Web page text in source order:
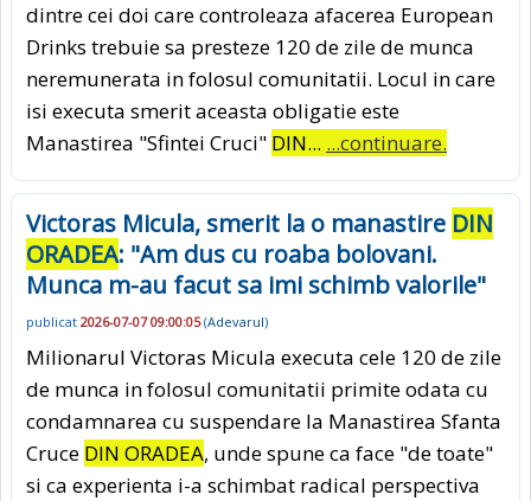
dintre cei doi care controleaza afacerea European
Drinks trebuie sa presteze 120 de zile de munca
neremunerata in folosul comunitatii. Locul in care
isi executa smerit aceasta obligatie este
Manastirea "Sfintei Cruci" DIN... ...continuare.
Victoras Micula, smerit la o manastire DIN
ORADEA: "Am dus cu roaba bolovani.
Munca m-au facut sa imi schimb valorile"
publicat 2026-07-07 09:00:05(Adevarul)
Milionarul Victoras Micula executa cele 120 de zile
de munca in folosul comunitatii primite odata cu
condamnarea cu suspendare la Manastirea Sfanta
Cruce DIN ORADEA, unde spune ca face "de toate"
si ca experienta i-a schimbat radical perspectiva